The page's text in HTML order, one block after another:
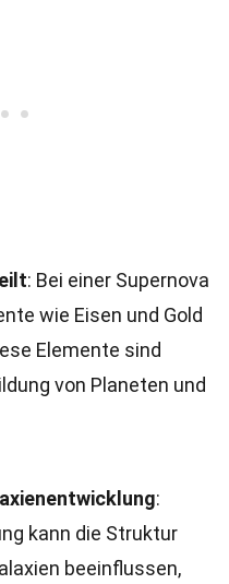
: Bei einer Supernova
wie Eisen und Gold
Elemente sind
von Planeten und
:
kann die Struktur
beeinflussen,